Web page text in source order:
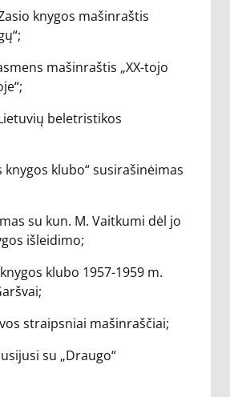
knygos mašinraštis
mašinraštis „XX-tojo
beletristikos
knygos klubo“ susirašinėimas
su kun. M. Vaitkumi dėl jo
išleidimo;
klubo 1957-1959 m.
straipsniai mašinraščiai;
su „Draugo“